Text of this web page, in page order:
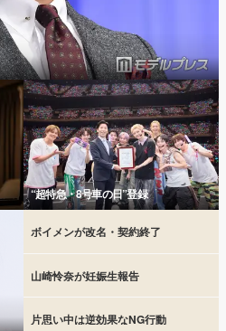
“超特急・8号車の日”登録
ボイメンが改名・契約終了
山崎怜奈が妊娠生報告
片思い中は逆効果なNG行動